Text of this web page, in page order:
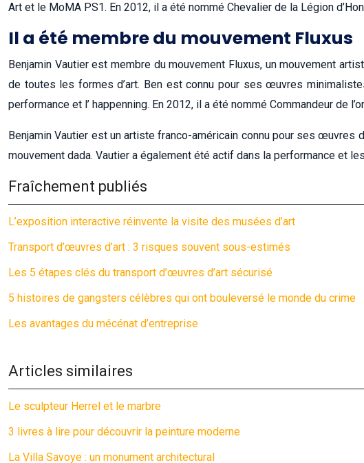
Art et le MoMA PS1. En 2012, il a été nommé Chevalier de la Légion
Il a été membre du mouvement Fluxus
Benjamin Vautier est membre du mouvement Fluxus, un mouvement
de toutes les formes d’art. Ben est connu pour ses œuvres
performance et l’ happenning. En 2012, il a été nommé Commandeur de
Benjamin Vautier est un artiste franco-américain connu pour ses œuvres
mouvement dada. Vautier a également été actif dans la performance et
Fraîchement publiés
L’exposition interactive réinvente la visite des musées d’art
Transport d’œuvres d’art : 3 risques souvent sous-estimés
Les 5 étapes clés du transport d’œuvres d’art sécurisé
5 histoires de gangsters célèbres qui ont bouleversé le monde du crime
Les avantages du mécénat d’entreprise
Articles similaires
Le sculpteur Herrel et le marbre
3 livres à lire pour découvrir la peinture moderne
La Villa Savoye : un monument architectural